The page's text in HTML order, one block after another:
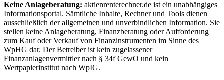
Keine Anlageberatung: aktienrenterechner.de ist ein unabhängiges
Informationsportal. Sämtliche Inhalte, Rechner und Tools dienen
ausschließlich der allgemeinen und unverbindlichen Information. Sie
stellen keine Anlageberatung, Finanzberatung oder Aufforderung
zum Kauf oder Verkauf von Finanzinstrumenten im Sinne des
WpHG dar. Der Betreiber ist kein zugelassener
Finanzanlagenvermittler nach § 34f GewO und kein
Wertpapierinstitut nach WpIG.